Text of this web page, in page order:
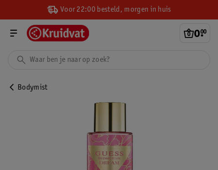
Voor 22:00 besteld, morgen in huis
0.
00
Bodymist